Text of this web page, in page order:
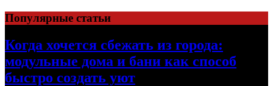
Перейти
к
содержимому
Популярные статьи
Когда хочется сбежать из города:
модульные дома и бани как способ
быстро создать уют